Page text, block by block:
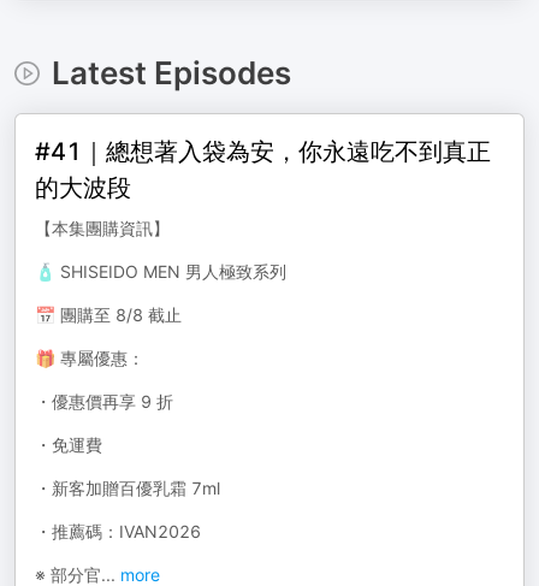
Latest Episodes
#41｜總想著入袋為安，你永遠吃不到真正
的大波段
【本集團購資訊】
🧴 SHISEIDO MEN 男人極致系列
📅 團購至 8/8 截止
🎁 專屬優惠：
・優惠價再享 9 折
・免運費
・新客加贈百優乳霜 7ml
・推薦碼：IVAN2026
※ 部分官... more